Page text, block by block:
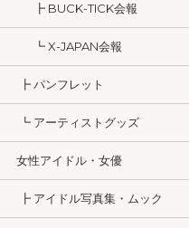
┣ BUCK-TICK会報
┗ X-JAPAN会報
┣ パンフレット
┗ アーティストグッズ
女性アイドル・女優
┣ アイドル写真集・ムック